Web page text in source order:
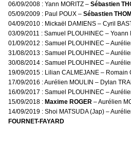
06/09/2008 : Yann MORITZ – Sébastien
05/09/2009 : Paul POUX – Sébastien
04/09/2010 : Mickaël DAMIENS – Cyril
03/09/2011 : Samuel PLOUHINEC – Yoann
01/09/2012 : Samuel PLOUHINEC –
31/08/2013 : Samuel PLOUHINEC –
30/08/2014 : Samuel PLOUHINEC –
19/09/2015 : Lilian CALMEJANE – Romain
17/09/2016 : Aurélien MOULIN – Dylan
16/09/2017 : Samuel PLOUHINEC –
15/09/2018 : Maxime ROGER – Aurélien
14/09/2019 : Shoi MATSUDA (Jap) –
FOURNET-FAYARD